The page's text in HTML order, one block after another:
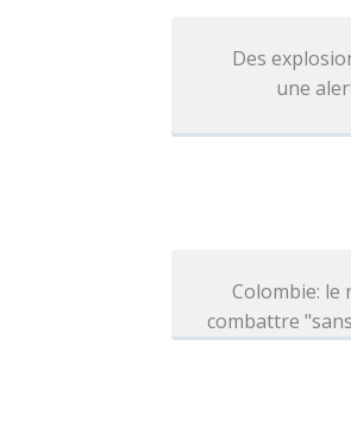
Des
une
Colombie: le
combattre